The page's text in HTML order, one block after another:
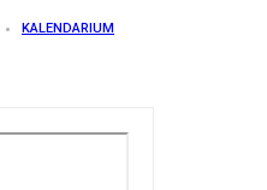
KALENDARIUM